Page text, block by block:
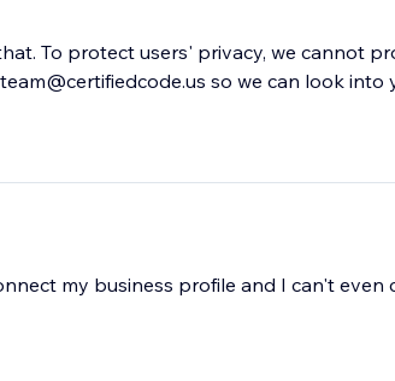
To protect users' privacy, we cannot
so we can look into
my business profile and I can't